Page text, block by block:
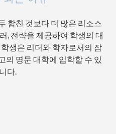
합친 것보다 더 많은 리소스
, 전략을 제공하여 학생의 대
생은 리더와 학자로서의 잠
의 명문 대학에 입학할 수 있
다.